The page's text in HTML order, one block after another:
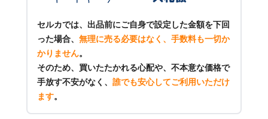
セルカでは、出品前にご自身で設定した金額を下回
った場合、 無理に売る必要はなく、手数料も一切か
かりません。
そのため、買いたたかれる心配や、不本意な価格で
手放す不安がなく、 誰でも安心してご利用いただけ
ます。